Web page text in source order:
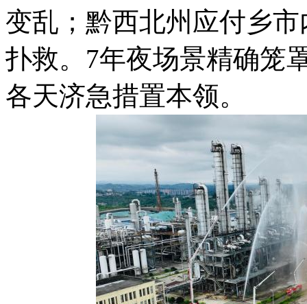
变乱；黔西北州应付乡
扑救。7年夜场景精确笼
各天济急措置本领。